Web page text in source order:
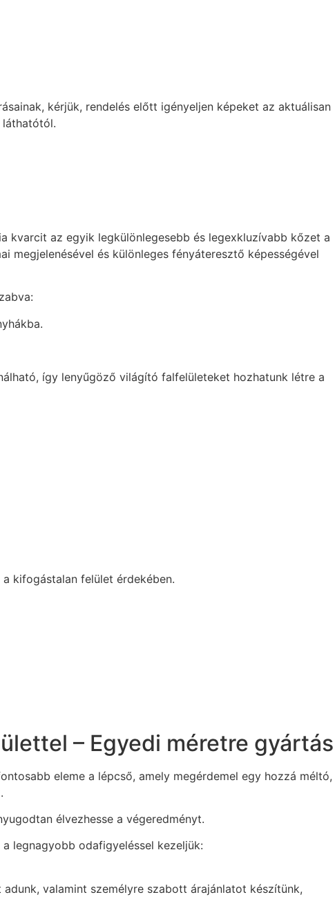
kérjük, rendelés előtt igényeljen képeket az aktuálisan
kvarcit az egyik legkülönlegesebb és legexkluzívabb kőzet a
megjelenésével és különleges fényáteresztő képességével
így lenyűgöző világító falfelületeket hozhatunk létre a
kifogástalan felület érdekében.
– Egyedi méretre gyártás
eleme a lépcső, amely megérdemel egy hozzá méltó,
élvezhesse a végeredményt.
legnagyobb odafigyeléssel kezeljük:
valamint személyre szabott árajánlatot készítünk,